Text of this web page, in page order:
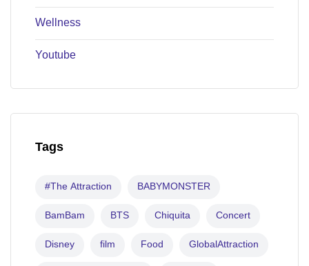
Wellness
Youtube
Tags
#The Attraction BABYMONSTER
BamBam BTS Chiquita Concert
Disney film Food GlobalAttraction